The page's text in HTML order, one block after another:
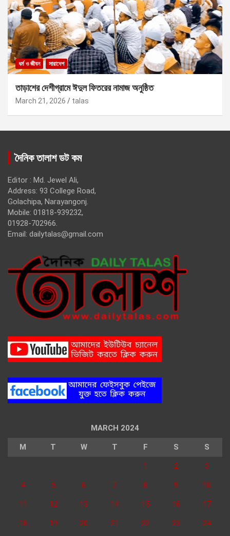
ধর্ম ও জীবন সারাদেশ
তাড়াশের দেশীগ্রামে ঈদুল ফিতরের নামাজ অনুষ্ঠিত
March 21, 2026 talas
দৈনিক তালাশ ডট কম
Editor : Md. Jewel Ali,
Address: 93 College Road,
Golachipa, Narayangonj.
Mobile: 01818-939232,
01928-702966.
Email: dailytalas@gmail.com
MARCH 2024
M T W T F S S
1 2 3
4 5 6 7 8 9 10
11 12 13 14 15 16 17
18 19 20 21 22 23 24